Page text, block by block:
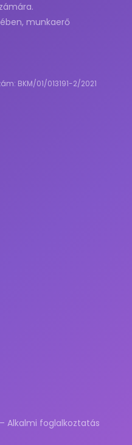
munkaerő
BKM/01/013191-2/2021
Alkalmi foglalkoztatás